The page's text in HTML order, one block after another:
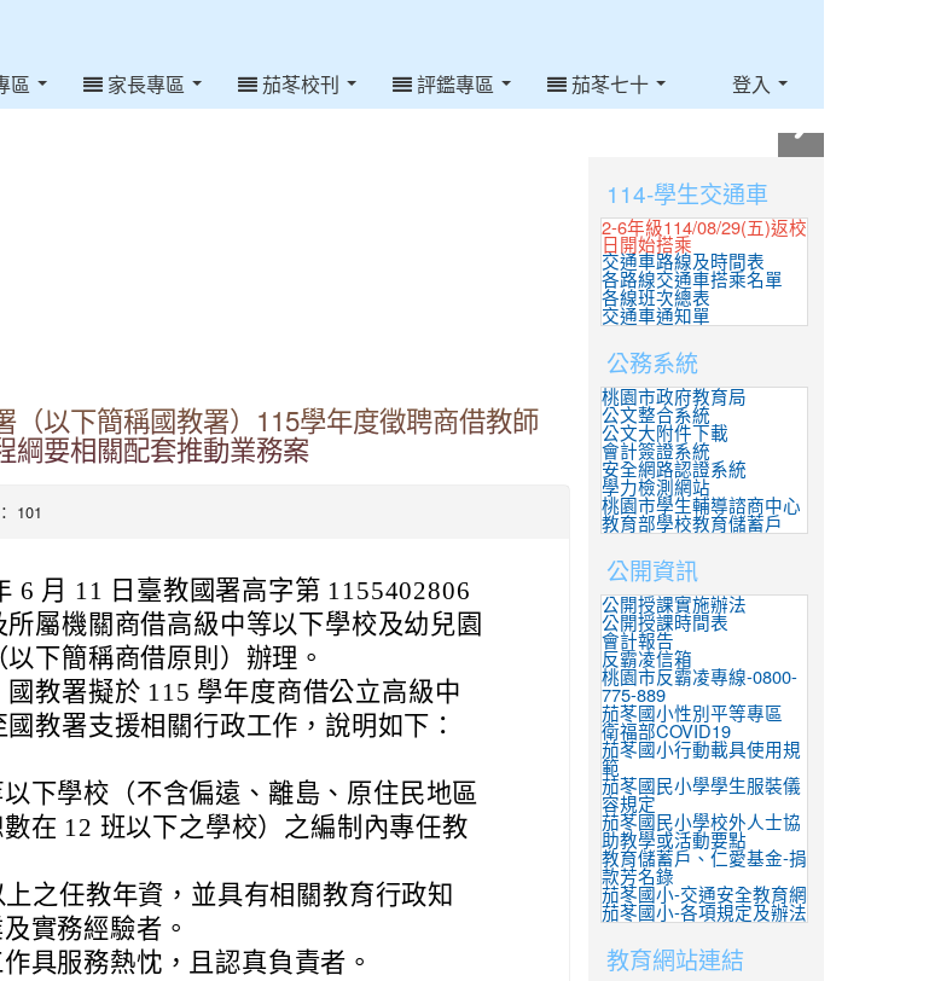
區 家長專區 茄苳校刊 評鑑專區 茄苳七十 登入
（以下簡稱國教署）115學年度徵聘商借教師
綱要相關配套推動業務案
101
6 月 11 日臺教國署高字第 1155402806
屬機關商借高級中等以下學校及幼兒園
下簡稱商借原則）辦理。
教署擬於 115 學年度商借公立高級中
教署支援相關行政工作，說明如下：
下學校（不含偏遠、離島、原住民地區
在 12 班以下之學校）之編制內專任教
之任教年資，並具有相關教育行政知
實務經驗者。
具服務熱忱，且認真負責者。
114-學生交通車
2-6年級114/08/29(五)返校
日開始搭乘
交通車路線及時間表
各路線交通車搭乘名單
各線班次總表
交通車通知單
公務系統
桃園市政府教育局
公文整合系統
公文大附件下載
會計簽證系統
安全網路認證系統
學力檢測網站
桃園市學生輔導諮商中心
教育部學校教育儲蓄戶
公開資訊
公開授課實施辦法
公開授課時間表
會計報告
反霸凌信箱
桃園市反霸凌專線-0800-
775-889
茄苳國小性別平等專區
衛福部COVID19
茄苳國小行動載具使用規
範
茄苳國民小學學生服裝儀
容規定
茄苳國民小學校外人士協
助教學或活動要點
教育儲蓄戶、仁愛基金-捐
款芳名錄
茄苳國小-交通安全教育網
茄苳國小-各項規定及辦法
教育網站連結